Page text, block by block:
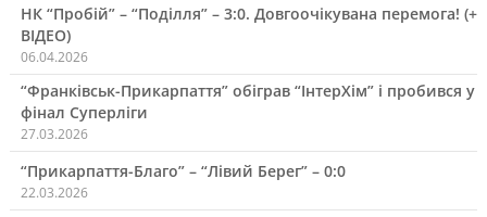
НК “Пробій” – “Поділля” – 3:0. Довгоочікувана перемога! (+
ВІДЕО)
06.04.2026
“Франківськ-Прикарпаття” обіграв “ІнтерХім” і пробився у
фінал Суперліги
27.03.2026
“Прикарпаття-Благо” – “Лівий Берег” – 0:0
22.03.2026